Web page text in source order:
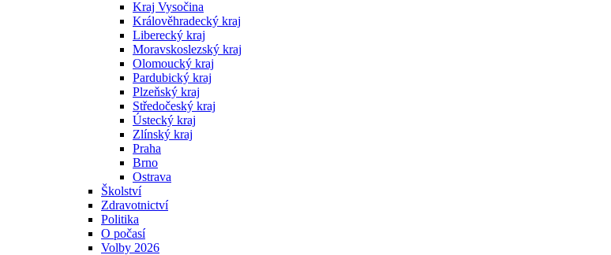
Kraj Vysočina
Králověhradecký kraj
Liberecký kraj
Moravskoslezský kraj
Olomoucký kraj
Pardubický kraj
Plzeňský kraj
Středočeský kraj
Ústecký kraj
Zlínský kraj
Praha
Brno
Ostrava
Školství
Zdravotnictví
Politika
O počasí
Volby 2026